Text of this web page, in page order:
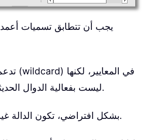
ليست بفعالية الدوال الحديثة؛ لذا يُرجى اختبارها بعناية.
7. بشكل افتراضي، تكون الدالة غير حساسة لحالة الأحرف.